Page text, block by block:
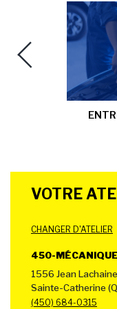
VOTRE
CHANGER D'ATELIER
450-
1556 Jean Lachaine
Sainte-Catherine
(450) 684-0315
Previous